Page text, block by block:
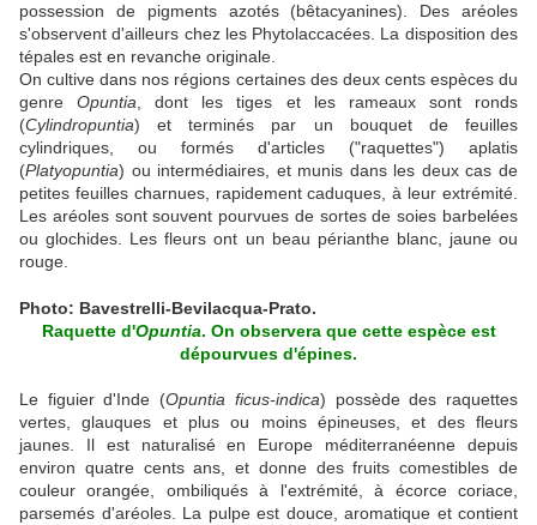
possession de pigments azotés (bêtacyanines). Des aréoles
s'observent d'ailleurs chez les Phytolaccacées. La disposition des
tépales est en revanche originale.
On cultive dans nos régions certaines des deux cents espèces du
genreOpuntia , dont les tiges et les rameaux sont ronds
(Cylindropuntia) et terminés par un bouquet de feuilles
cylindriques, ou formés d'articles ("raquettes") aplatis
(Platyopuntia) ou intermédiaires, et munis dans les deux cas de
petites feuilles charnues, rapidement caduques, à leur extrémité.
Les aréoles sont souvent pourvues de sortes de soies barbelées
ou glochides. Les fleurs ont un beau périanthe blanc, jaune ou
rouge.
Photo: Bavestrelli-Bevilacqua-Prato.
Raquette d'Opuntia. On observera que cette espèce est
dépourvues d'épines.
Le figuier d'Inde (Opuntia ficus-indica) possède des raquettes
vertes, glauques et plus ou moins épineuses, et des fleurs
jaunes. Il est naturalisé en Europe méditerranéenne depuis
environ quatre cents ans, et donne des fruits comestibles de
couleur orangée, ombiliqués à l'extrémité, à écorce coriace,
parsemés d'aréoles. La pulpe est douce, aromatique et contient